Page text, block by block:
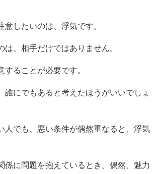
意したいのは、浮気です。
は、相手だけではありません。
することが必要です。
誰にでもあると考えたほうがいいでしょ
人でも、悪い条件が偶然重なると、浮気
係に問題を抱えているとき、偶然、魅力